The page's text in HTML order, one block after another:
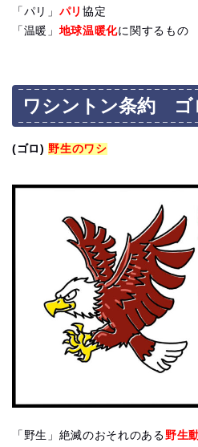
「パリ」 パリ協定
「温暖」 地球温暖化に関するもの
ワシントン条約 ゴ
(ゴロ) 野生のワシ
「野生」絶滅のおそれのある野生